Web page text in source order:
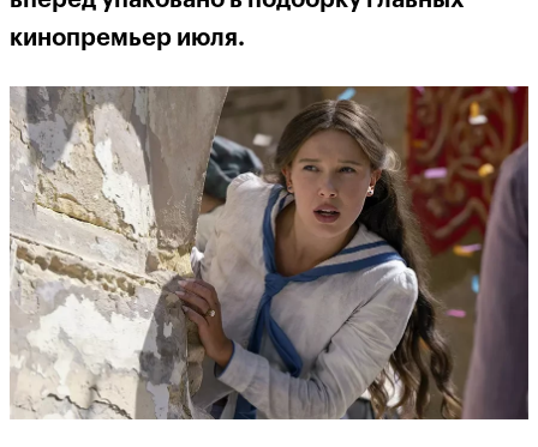
кинопремьер июля.